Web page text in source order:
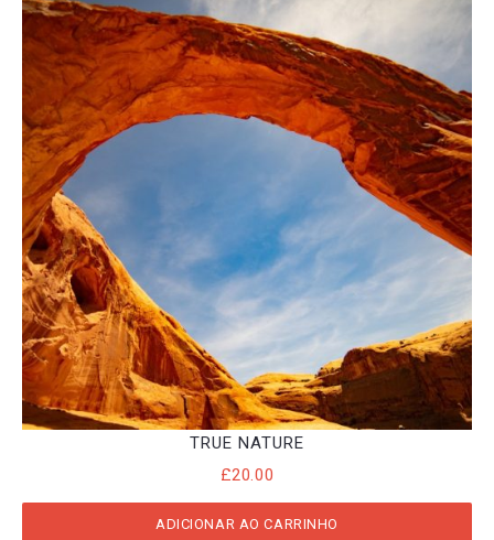
TRUE NATURE
£20.00
ADICIONAR AO CARRINHO